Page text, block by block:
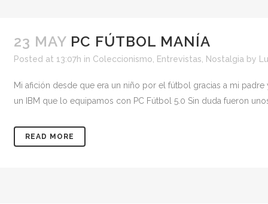
23 MAY PC FÚTBOL MANÍA
Posted at 13:07h in Coleccionismo Entrevistas Nostalgia by
Mi afición desde que era un niño por el fútbol gracias a mi
un IBM que lo equipamos con PC Fútbol 5.0 Sin duda fueron
READ MORE